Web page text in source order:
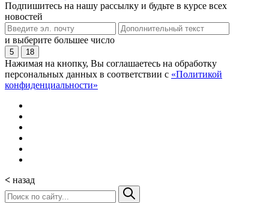
Подпишитесь на нашу рассылку и будьте в курсе всех
новостей
и выберите большее число
5 18
Нажимая на кнопку, Вы соглашаетесь на обработку
персональных данных в соответствии с «Политикой
конфиденциальности»
< назад